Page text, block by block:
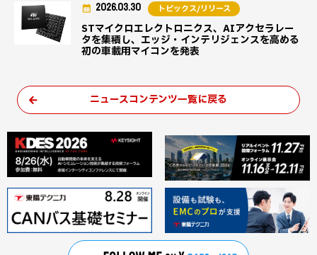
STマイクロエレクトロニクス、AIアクセラレー
タを集積し、エッジ・インテリジェンスを高める
初の車載用マイコンを発表
2026.03.30 トピックス/リリース
ニュースコンテンツ一覧に戻る